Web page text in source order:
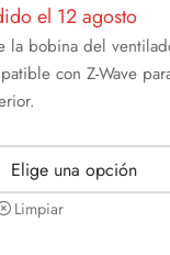
el 12 agosto
la bobina del
con Z-Wave
Limpiar